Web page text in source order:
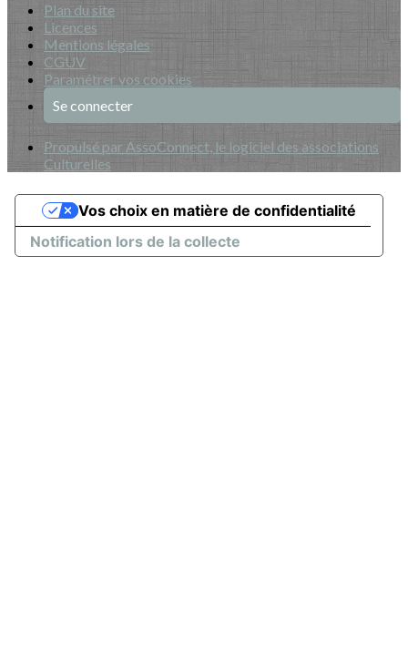
Plan du site
Licences
Mentions légales
CGUV
Paramétrer vos cookies
Se connecter
Propulsé par AssoConnect, le logiciel des associations
Culturelles
Notification lors de la collecte
Vos choix en matière de confidentialité